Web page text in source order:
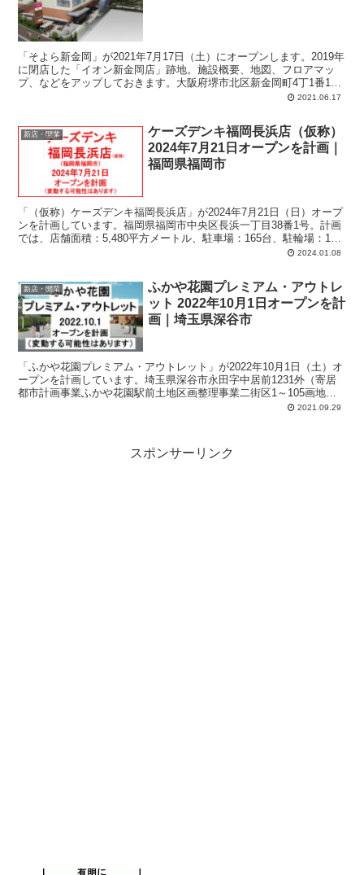
「そよら新金岡」が2021年7月17日（土）にオープンします。2019年
に閉店した「イオン新金岡店」跡地。施設概要、地図、フロアマッ
プ、などをアップしておきます。大阪府堺市北区新金岡町4丁1番11
号。鉄骨造、地上2階。売場面積：4,419平方メートル。駐車場：97
2021.06.17
新店・開業
ケーズデンキ福岡長浜店（仮称）
2024年7月21日オープンを計画｜
福岡県福岡市
「（仮称）ケーズデンキ福岡長浜店」が2024年7月21日（日）オープ
ンを計画しています。福岡県福岡市中央区長浜一丁目38番1号。計画
では、店舗面積：5,480平方メートル、駐車場：165台、駐輪場：133
2024.01.08
新店・開業
ふかや花園プレミアム・アウトレ
ット 2022年10月1日オープンを計
画｜埼玉県深谷市
「ふかや花園プレミアム・アウトレット」が2022年10月1日（土）オ
ープンを計画しています。埼玉県深谷市永田字中居前1231外（寄居
都市計画事業ふかや花園駅前土地区画整理事業二街区1～105画地
内）。計画では、店舗面積：24,355平方メートル、駐車場：2,480
2021.09.29
スポンサーリンク